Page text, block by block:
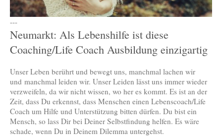
---
Neumarkt: Als Lebenshilfe ist diese
Coaching/Life Coach Ausbildung einzigartig
Unser Leben berührt und bewegt uns, manchmal lachen wir
und manchmal leiden wir. Unser Leiden lässt uns immer wieder
verzweifeln, da wir nicht wissen, wo her es kommt. Es ist an der
Zeit, dass Du erkennst, dass Menschen einen Lebenscoach/Life
Coach um Hilfe und Unterstützung bitten dürfen. Du bist ein
Mensch, so lass Dir bei Deiner Selbstfindung helfen. Es wäre
schade, wenn Du in Deinem Dilemma untergehst.